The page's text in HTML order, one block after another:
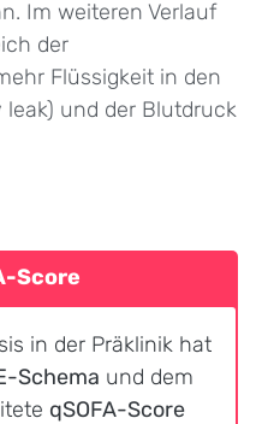
Im weiteren Verlauf
der
Flüssigkeit in den
leak) und der Blutdruck
Score
in der Präklinik hat
Schema und dem
qSOFA-Score